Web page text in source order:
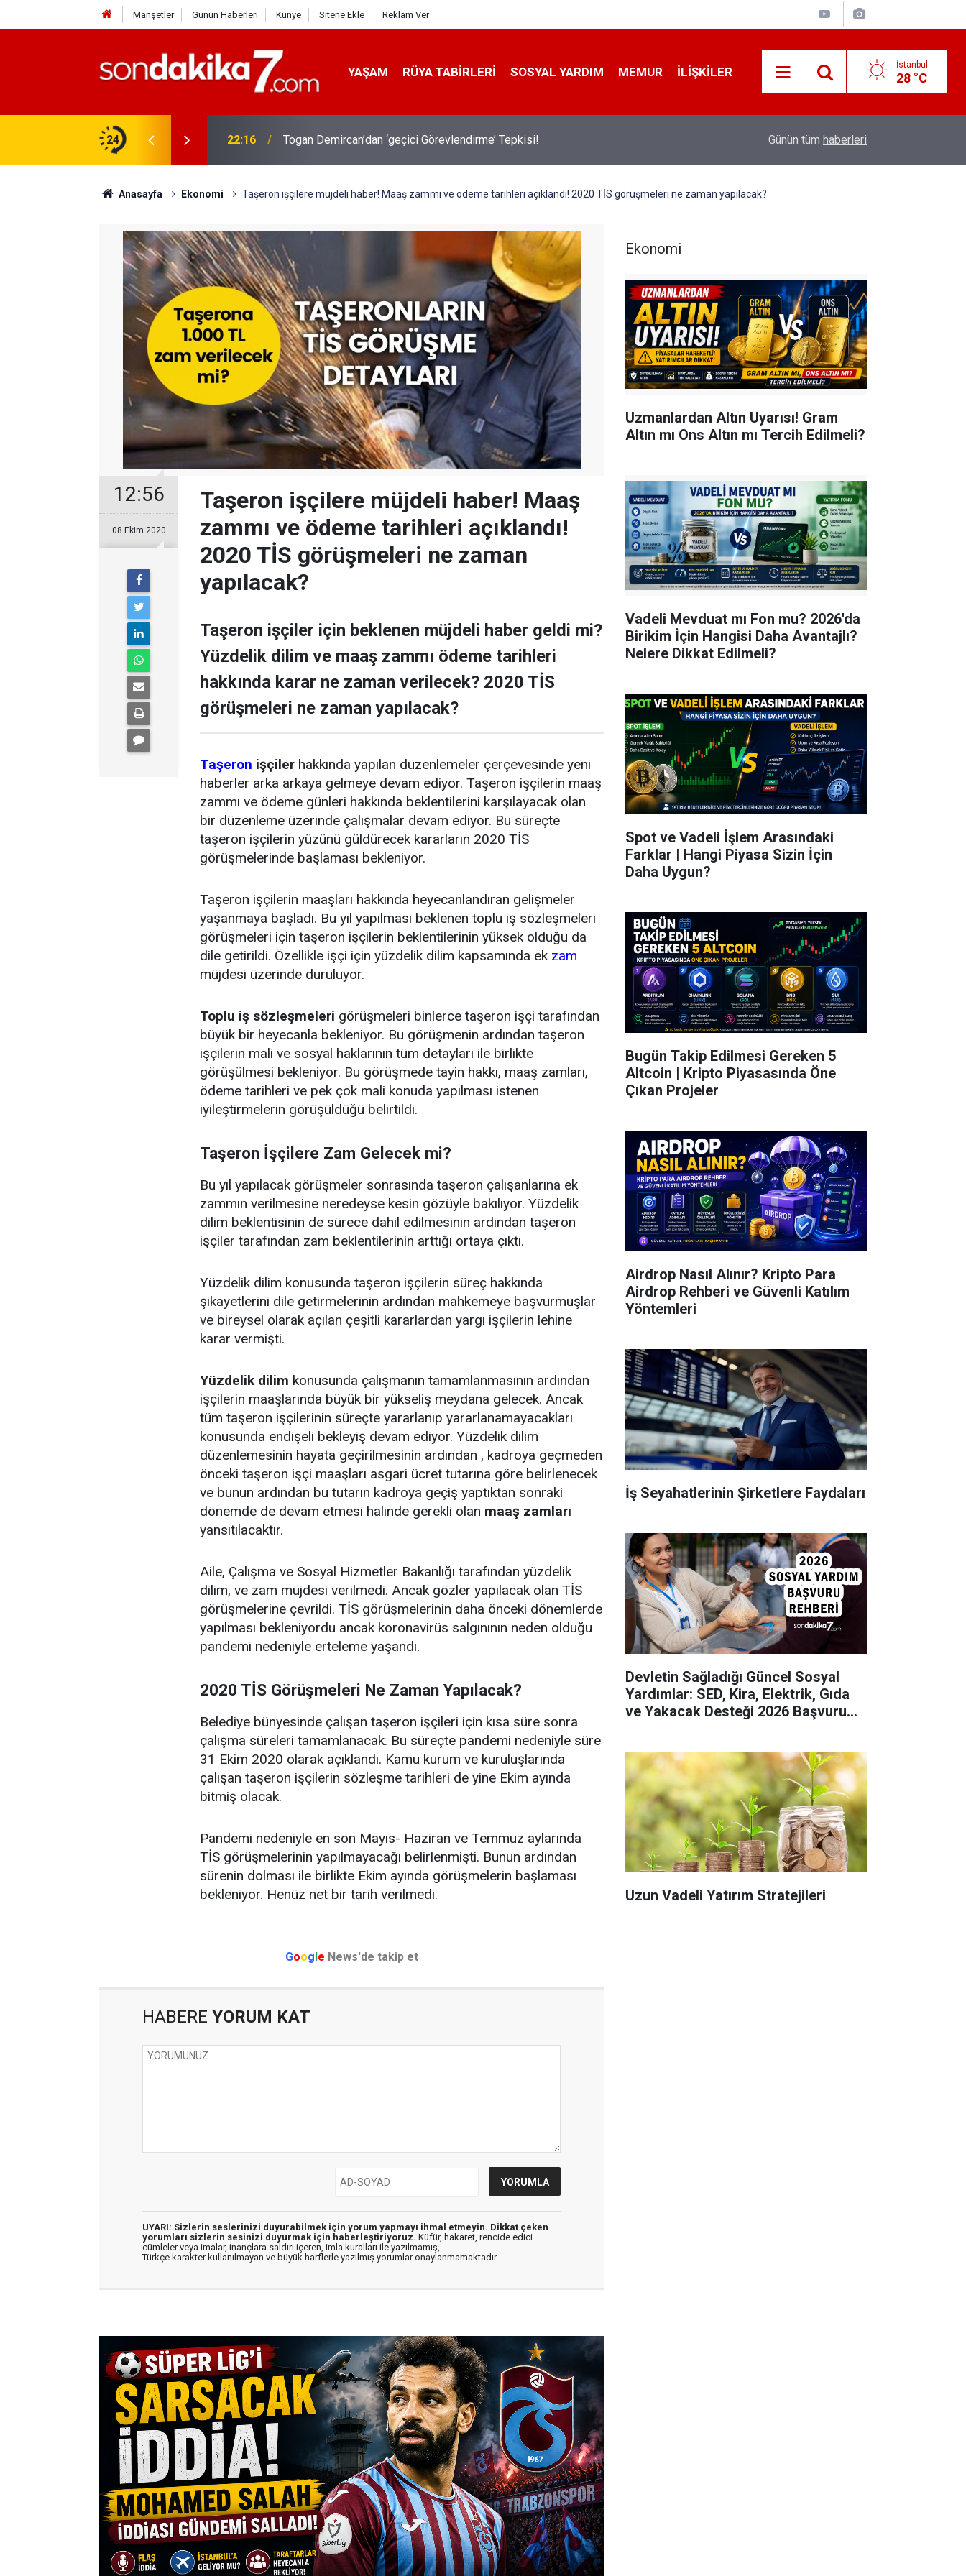
Manşetler Günün Haberleri Künye Sitene Ekle Reklam Ver
YAŞAM RÜYA TABIRLERI SOSYAL YARDIM MEMUR İLIŞKILER İstanbul
28 °C
24 22:16 Togan Demircan’dan ‘geçici Görevlendirme’ Tepkisi! Sıcak Havalarda Ödem Şikayetini Hafife
Günün tüm haberleri
Anasayfa Ekonomi Taşeron işçilere müjdeli haber! Maaş zammı ve ödeme tarihleri açıklandı! 2020 TİS görüşmeleri ne zaman yapılacak?
12:56
08 Ekim 2020
Taşeron işçilere müjdeli haber! Maaş
zammı ve ödeme tarihleri açıklandı!
2020 TİS görüşmeleri ne zaman
yapılacak?
Taşeron işçiler için beklenen müjdeli haber geldi mi?
Yüzdelik dilim ve maaş zammı ödeme tarihleri
hakkında karar ne zaman verilecek? 2020 TİS
görüşmeleri ne zaman yapılacak?
Taşeron işçiler hakkında yapılan düzenlemeler çerçevesinde yeni
haberler arka arkaya gelmeye devam ediyor. Taşeron işçilerin maaş
zammı ve ödeme günleri hakkında beklentilerini karşılayacak olan
bir düzenleme üzerinde çalışmalar devam ediyor. Bu süreçte
taşeron işçilerin yüzünü güldürecek kararların 2020 TİS
görüşmelerinde başlaması bekleniyor.
Taşeron işçilerin maaşları hakkında heyecanlandıran gelişmeler
yaşanmaya başladı. Bu yıl yapılması beklenen toplu iş sözleşmeleri
görüşmeleri için taşeron işçilerin beklentilerinin yüksek olduğu da
dile getirildi. Özellikle işçi için yüzdelik dilim kapsamında ek zam
müjdesi üzerinde duruluyor.
Toplu iş sözleşmeleri görüşmeleri binlerce taşeron işçi tarafından
büyük bir heyecanla bekleniyor. Bu görüşmenin ardından taşeron
işçilerin mali ve sosyal haklarının tüm detayları ile birlikte
görüşülmesi bekleniyor. Bu görüşmede tayin hakkı, maaş zamları,
ödeme tarihleri ve pek çok mali konuda yapılması istenen
iyileştirmelerin görüşüldüğü belirtildi.
Taşeron İşçilere Zam Gelecek mi?
Bu yıl yapılacak görüşmeler sonrasında taşeron çalışanlarına ek
zammın verilmesine neredeyse kesin gözüyle bakılıyor. Yüzdelik
dilim beklentisinin de sürece dahil edilmesinin ardından taşeron
işçiler tarafından zam beklentilerinin arttığı ortaya çıktı.
Yüzdelik dilim konusunda taşeron işçilerin süreç hakkında
şikayetlerini dile getirmelerinin ardından mahkemeye başvurmuşlar
ve bireysel olarak açılan çeşitli kararlardan yargı işçilerin lehine
karar vermişti.
Yüzdelik dilim konusunda çalışmanın tamamlanmasının ardından
işçilerin maaşlarında büyük bir yükseliş meydana gelecek. Ancak
tüm taşeron işçilerinin süreçte yararlanıp yararlanamayacakları
konusunda endişeli bekleyiş devam ediyor. Yüzdelik dilim
düzenlemesinin hayata geçirilmesinin ardından , kadroya geçmeden
önceki taşeron işçi maaşları asgari ücret tutarına göre belirlenecek
ve bunun ardından bu tutarın kadroya geçiş yaptıktan sonraki
dönemde de devam etmesi halinde gerekli olan maaş zamları
yansıtılacaktır.
Aile, Çalışma ve Sosyal Hizmetler Bakanlığı tarafından yüzdelik
dilim, ve zam müjdesi verilmedi. Ancak gözler yapılacak olan TİS
görüşmelerine çevrildi. TİS görüşmelerinin daha önceki dönemlerde
yapılması bekleniyordu ancak koronavirüs salgınının neden olduğu
pandemi nedeniyle erteleme yaşandı.
2020 TİS Görüşmeleri Ne Zaman Yapılacak?
Belediye bünyesinde çalışan taşeron işçileri için kısa süre sonra
çalışma süreleri tamamlanacak. Bu süreçte pandemi nedeniyle süre
31 Ekim 2020 olarak açıklandı. Kamu kurum ve kuruluşlarında
çalışan taşeron işçilerin sözleşme tarihleri de yine Ekim ayında
bitmiş olacak.
Pandemi nedeniyle en son Mayıs- Haziran ve Temmuz aylarında
TİS görüşmelerinin yapılmayacağı belirlenmişti. Bunun ardından
sürenin dolması ile birlikte Ekim ayında görüşmelerin başlaması
bekleniyor. Henüz net bir tarih verilmedi.
Google News'de takip et
HABERE YORUM KAT
UYARI: Sizlerin seslerinizi duyurabilmek için yorum yapmayı ihmal etmeyin. Dikkat çeken
yorumları sizlerin sesinizi duyurmak için haberleştiriyoruz. Küfür, hakaret, rencide edici
cümleler veya imalar, inançlara saldırı içeren, imla kuralları ile yazılmamış,
Türkçe karakter kullanılmayan ve büyük harflerle yazılmış yorumlar onaylanmamaktadır.
Ekonomi
Uzmanlardan Altın Uyarısı! Gram
Altın mı Ons Altın mı Tercih Edilmeli?
Vadeli Mevduat mı Fon mu? 2026'da
Birikim İçin Hangisi Daha Avantajlı?
Nelere Dikkat Edilmeli?
Spot ve Vadeli İşlem Arasındaki
Farklar | Hangi Piyasa Sizin İçin
Daha Uygun?
Bugün Takip Edilmesi Gereken 5
Altcoin | Kripto Piyasasında Öne
Çıkan Projeler
Airdrop Nasıl Alınır? Kripto Para
Airdrop Rehberi ve Güvenli Katılım
Yöntemleri
İş Seyahatlerinin Şirketlere Faydaları
Devletin Sağladığı Güncel Sosyal
Yardımlar: SED, Kira, Elektrik, Gıda
ve Yakacak Desteği 2026 Başvuru
Uzun Vadeli Yatırım Stratejileri